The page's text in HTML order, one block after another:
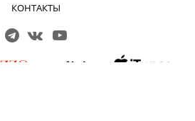
КОНТАКТЫ